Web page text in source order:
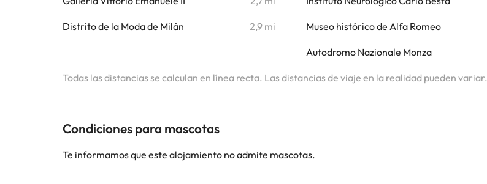
Distrito de la Moda de Milán 2,9 mi Museo histórico de Alfa Romeo
Autodromo Nazionale Monza
Todas las distancias se calculan en línea recta. Las distancias de viaje en la realidad pueden variar.
Condiciones para mascotas
Te informamos que este alojamiento no admite mascotas.